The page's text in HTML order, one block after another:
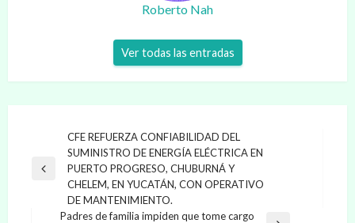
Roberto Nah
Ver todas las entradas
Navegación
de
entradas
Entrada
CFE REFUERZA CONFIABILIDAD DEL
SUMINISTRO DE ENERGÍA ELÉCTRICA EN
PUERTO PROGRESO, CHUBURNÁ Y
CHELEM, EN YUCATÁN, CON OPERATIVO
DE MANTENIMIENTO.
Padres de familia impiden que tome cargo